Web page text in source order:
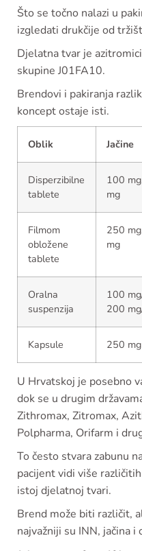
Što se točno nalazi u
izgledati drukčije od
Djelatna tvar je
skupine J01FA10.
Brendovi i pakiranja
koncept ostaje isti.
Oblik Jačine
Disperzibilne
tablete
100
mg
Filmom
obložene
tablete
250
mg
Oralna
suspenzija
100
200
Kapsule 250 mg
U Hrvatskoj je posebno
dok se u drugim
Zithromax, Zitromax,
Polpharma, Orifarm i
To često stvara zabunu
pacijent vidi više
istoj djelatnoj tvari.
Brend može biti različit,
najvažniji su INN, jačina i